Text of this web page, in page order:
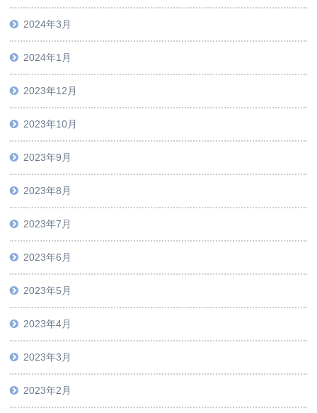
2024年3月
2024年1月
2023年12月
2023年10月
2023年9月
2023年8月
2023年7月
2023年6月
2023年5月
2023年4月
2023年3月
2023年2月